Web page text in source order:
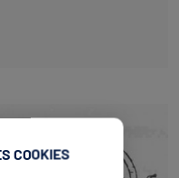
COOKIES